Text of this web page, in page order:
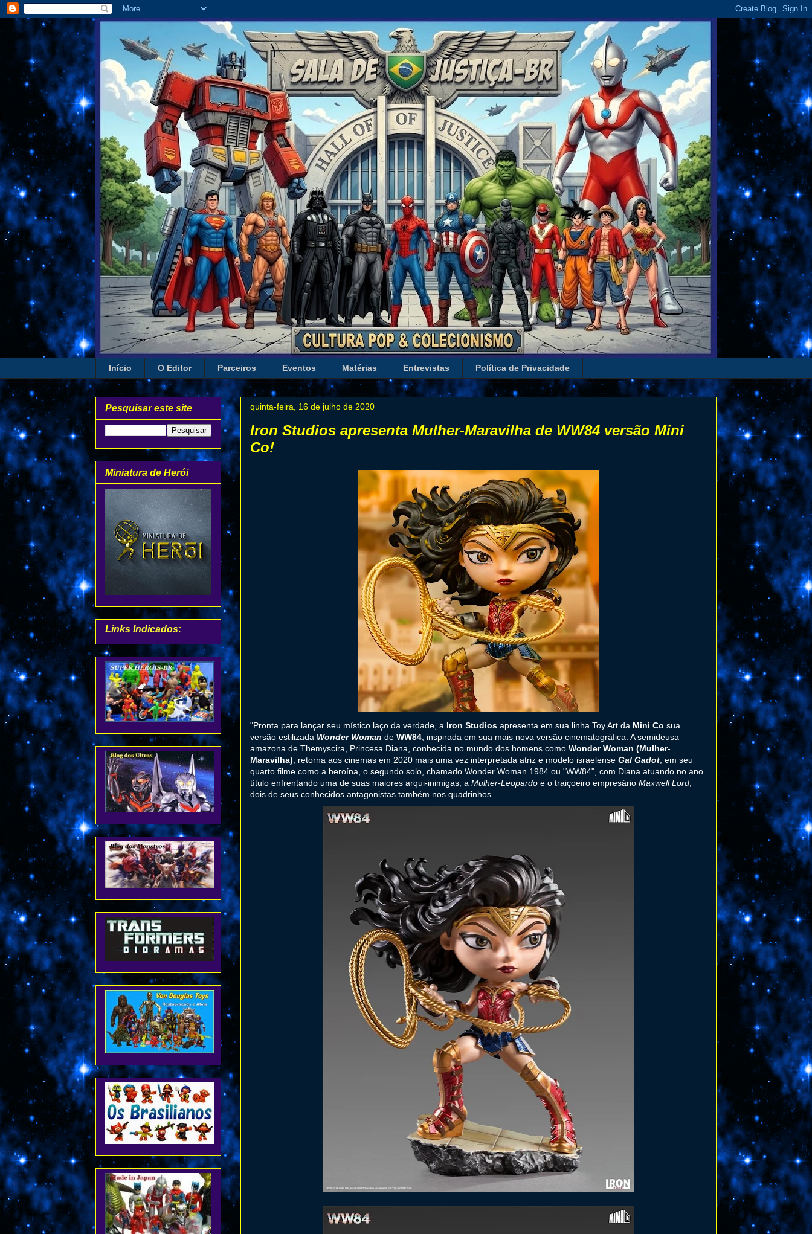
Início O Editor Parceiros Eventos Matérias Entrevistas Política de Privacidade
quinta-feira, 16 de julho de 2020
Iron Studios apresenta Mulher-Maravilha de WW84 versão Mini
Co!
"Pronta para lançar seu místico laço da verdade, a Iron Studios apresenta em sua linha Toy Art da Mini Co sua
versão estilizada Wonder Woman de WW84 , inspirada em sua mais nova versão cinematográfica. A semideusa
amazona de Themyscira, Princesa Diana, conhecida no mundo dos homens como Wonder Woman (Mulher-
Maravilha) , retorna aos cinemas em 2020 mais uma vez interpretada atriz e modelo israelense Gal Gadot , em seu
quarto filme como a heroína, o segundo solo, chamado Wonder Woman 1984 ou "WW84", com Diana atuando no ano
título enfrentando uma de suas maiores arqui-inimigas, a Mulher-Leopardo e o traiçoeiro empresário Maxwell Lord
dois de seus conhecidos antagonistas também nos quadrinhos.
Pesquisar este site
Miniatura de Herói
Links Indicados: